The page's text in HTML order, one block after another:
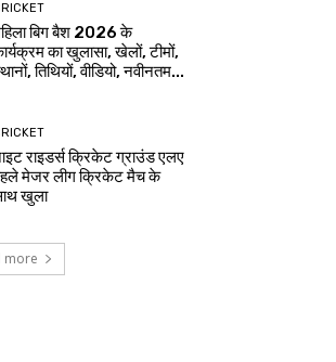
बिग बैश 2026 के
का खुलासा, खेलों, टीमों,
तिथियों, वीडियो, नवीनतम...
राइडर्स क्रिकेट ग्राउंड एलए
मेजर लीग क्रिकेट मैच के
खुला
more